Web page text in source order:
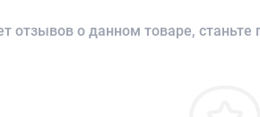
отзывов о данном товаре,